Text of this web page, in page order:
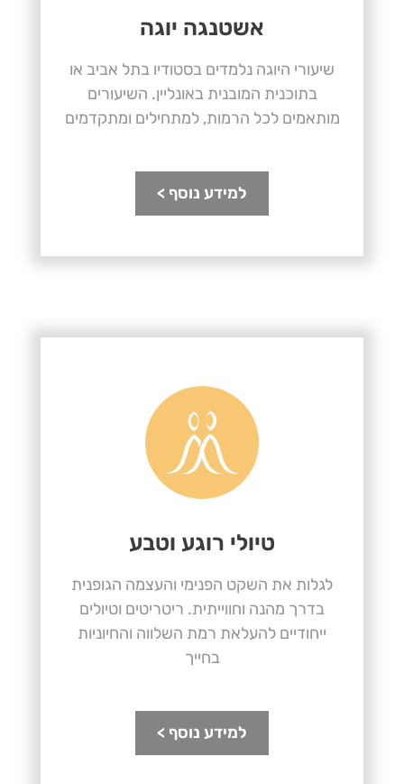
אשטנגה יוגה
שיעורי היוגה נלמדים בסטודיו בתל אביב או
בתוכנית המובנית באונליין. השיעורים
מותאמים לכל הרמות, למתחילים ומתקדמים
למידע נוסף >
טיולי רוגע וטבע
לגלות את השקט הפנימי והעצמה הגופנית
בדרך מהנה וחווייתית. ריטריטים וטיולים
ייחודיים להעלאת רמת השלווה והחיוניות
בחייך
למידע נוסף >